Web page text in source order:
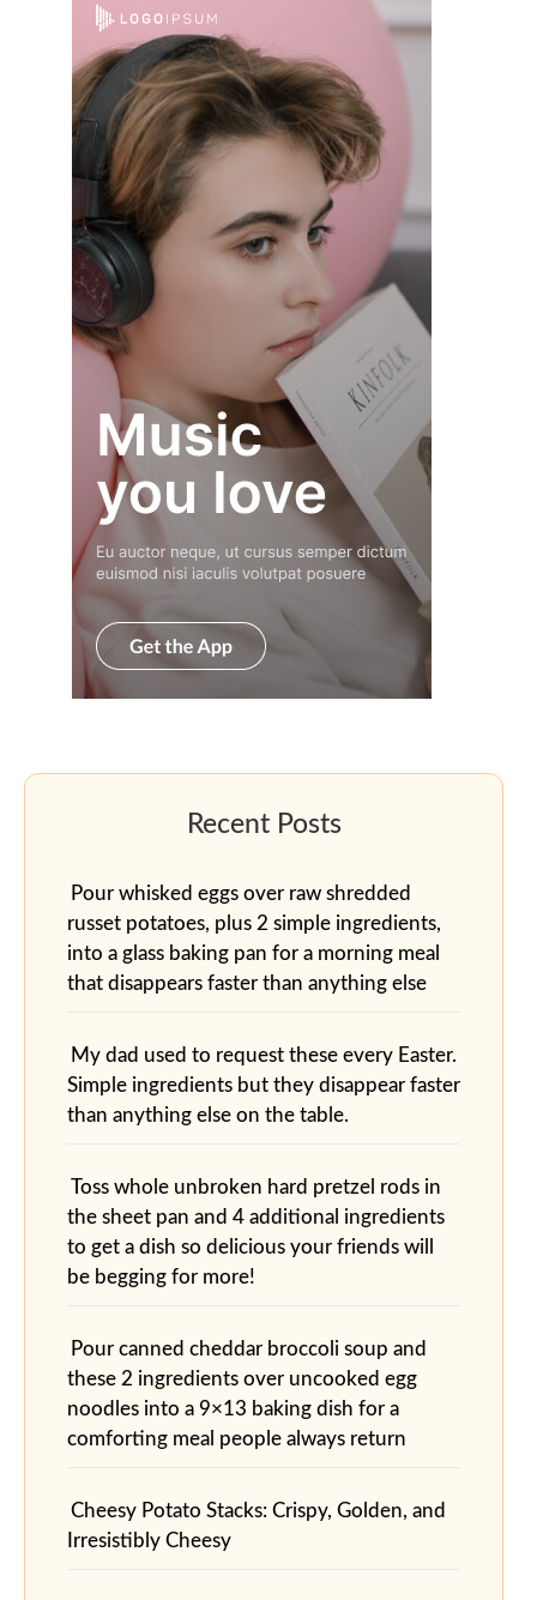
Pour whisked eggs over raw shredded
russet potatoes, plus 2 simple ingredients,
into a glass baking pan for a morning meal
that disappears faster than anything else
My dad used to request these every Easter.
Simple ingredients but they disappear faster
than anything else on the table.
Toss whole unbroken hard pretzel rods in
the sheet pan and 4 additional ingredients
to get a dish so delicious your friends will
be begging for more!
Pour canned cheddar broccoli soup and
these 2 ingredients over uncooked egg
noodles into a 9×13 baking dish for a
comforting meal people always return
Cheesy Potato Stacks: Crispy, Golden, and
Irresistibly Cheesy